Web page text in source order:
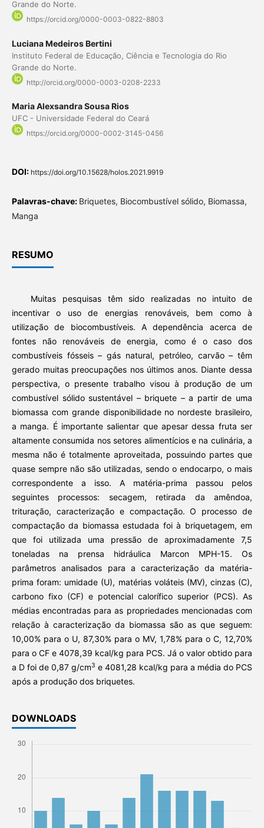
Grande do Norte.
https://orcid.org/0000-0003-0822-8803
Luciana Medeiros Bertini
Instituto Federal de Educação, Ciência e Tecnologia do Rio
Grande do Norte.
http://orcid.org/0000-0003-0208-2233
Maria Alexsandra Sousa Rios
UFC - Universidade Federal do Ceará
https://orcid.org/0000-0002-3145-0456
DOI: https://doi.org/10.15628/holos.2021.9919
Palavras-chave: Briquetes, Biocombustível sólido, Biomassa,
Manga
RESUMO
Muitas pesquisas têm sido realizadas no intuito de
incentivar o uso de energias renováveis, bem como à
utilização de biocombustíveis. A dependência acerca de
fontes não renováveis de energia, como é o caso dos
combustíveis fósseis – gás natural, petróleo, carvão – têm
gerado muitas preocupações nos últimos anos. Diante dessa
perspectiva, o presente trabalho visou à produção de um
combustível sólido sustentável – briquete – a partir de uma
biomassa com grande disponibilidade no nordeste brasileiro,
a manga. É importante salientar que apesar dessa fruta ser
altamente consumida nos setores alimentícios e na culinária, a
mesma não é totalmente aproveitada, possuindo partes que
quase sempre não são utilizadas, sendo o endocarpo, o mais
correspondente a isso. A matéria-prima passou pelos
seguintes processos: secagem, retirada da amêndoa,
trituração, caracterização e compactação. O processo de
compactação da biomassa estudada foi à briquetagem, em
que foi utilizada uma pressão de aproximadamente 7,5
toneladas na prensa hidráulica Marcon MPH-15. Os
parâmetros analisados para a caracterização da matéria-
prima foram: umidade (U), matérias voláteis (MV), cinzas (C),
carbono fixo (CF) e potencial calorífico superior (PCS). As
médias encontradas para as propriedades mencionadas com
relação à caracterização da biomassa são as que seguem:
10,00% para o U, 87,30% para o MV, 1,78% para o C, 12,70%
para o CF e 4078,39 kcal/kg para PCS. Já o valor obtido para
a D foi de 0,87 g/cm3 e 4081,28 kcal/kg para a média do PCS
após a produção dos briquetes.
DOWNLOADS